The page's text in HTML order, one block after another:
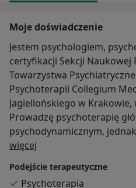
Moje doświadczenie
Jestem psychologiem,
certyfikacji Sekcji Naukowej
Towarzystwa
Psychoterapii Collegium
Jagiellońskiego w Krakowie,
Prowadzę psychoterapię
psychodynamicznym,
certyfikat Szkoły Terapii
Centrum CBT-EDU w
staram się indywidualnie
więcej
Podejście terapeutyczne
Psychoterapia